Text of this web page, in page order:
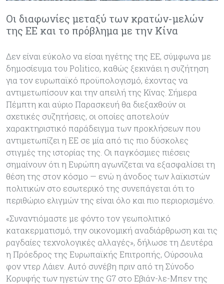
Οι διαφωνίες μεταξύ των κρατών-μελών
της ΕΕ και το πρόβλημα με την Κίνα
Δεν είναι εύκολο να είσαι ηγέτης της ΕΕ, σύμφωνα με
δημοσίευμα του Politico, καθώς ξεκινάει η συζήτηση
για τον ευρωπαϊκό προϋπολογισμό, έχοντας να
αντιμετωπίσουν και την απειλή της Κίνας. Σήμερα
Πέμπτη και αύριο Παρασκευή θα διεξαχθούν οι
σχετικές συζητήσεις, οι οποίες αποτελούν
χαρακτηριστικό παράδειγμα των προκλήσεων που
αντιμετωπίζει η ΕΕ σε μία από τις πιο δύσκολες
στιγμές της ιστορίας της. Οι παγκόσμιες πιέσεις
σημαίνουν ότι η Ευρώπη αγωνίζεται να εξασφαλίσει τη
θέση της στον κόσμο — ενώ η άνοδος των λαϊκιστών
πολιτικών στο εσωτερικό της συνεπάγεται ότι το
περιθώριο ελιγμών της είναι όλο και πιο περιορισμένο.
«Συναντιόμαστε με φόντο τον γεωπολιτικό
κατακερματισμό, την οικονομική αναδιάρθρωση και τις
ραγδαίες τεχνολογικές αλλαγές», δήλωσε τη Δευτέρα
η Πρόεδρος της Ευρωπαϊκής Επιτροπής, Ούρσουλα
φον ντερ Λάιεν. Αυτό συνέβη πριν από τη Σύνοδο
Κορυφής των ηγετών της G7 στο Εβιάν-λε-Μπεν της